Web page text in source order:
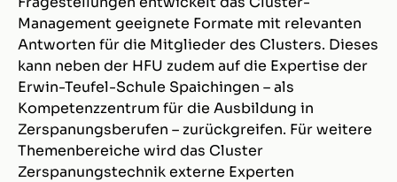
Management geeignete Formate mit relevanten
Antworten für die Mitglieder des Clusters. Dieses
kann neben der HFU zudem auf die Expertise der
Erwin-Teufel-Schule Spaichingen – als
Kompetenzzentrum für die Ausbildung in
Zerspanungsberufen – zurückgreifen. Für weitere
Themenbereiche wird das Cluster
Zerspanungstechnik externe Experten